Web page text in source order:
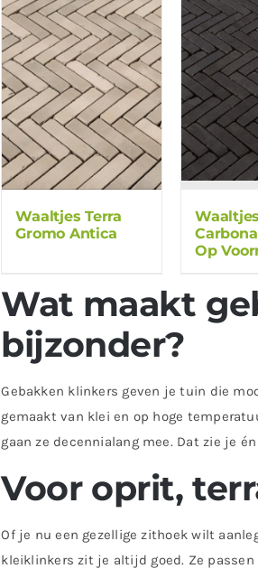
Waaltjes Terra
Gromo Antica
Op
Wat maakt
bijzonder?
Gebakken klinkers geven je tuin die
gemaakt van klei en op hoge
gaan ze decennialang mee. Dat zie je
Voor oprit,
Of je nu een gezellige zithoek wilt
kleiklinkers zit je altijd goed. Ze